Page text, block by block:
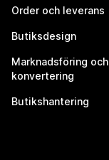
Order och leverans
Butiksdesign
Marknadsföring och
konvertering
Butikshantering